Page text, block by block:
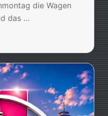
die Wagen
das …